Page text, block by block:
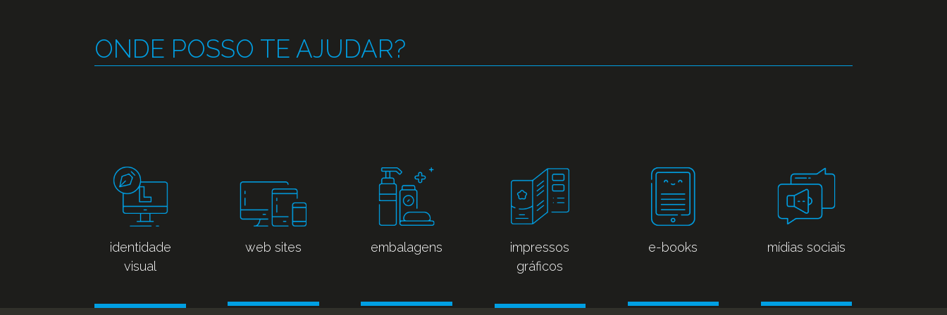
ONDE POSSO TE AJUDAR?
identidade
visual
web sites embalagens
impressos
gráficos
e-books mídias sociais